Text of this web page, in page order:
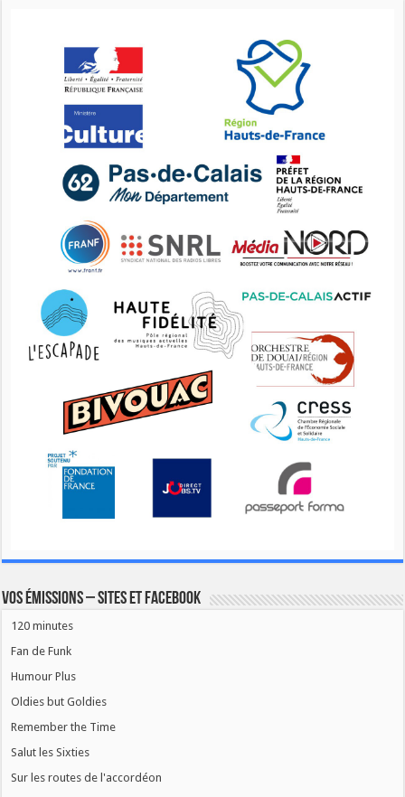
Vos émissions – Sites et Facebook
120 minutes
Fan de Funk
Humour Plus
Oldies but Goldies
Remember the Time
Salut les Sixties
Sur les routes de l'accordéon